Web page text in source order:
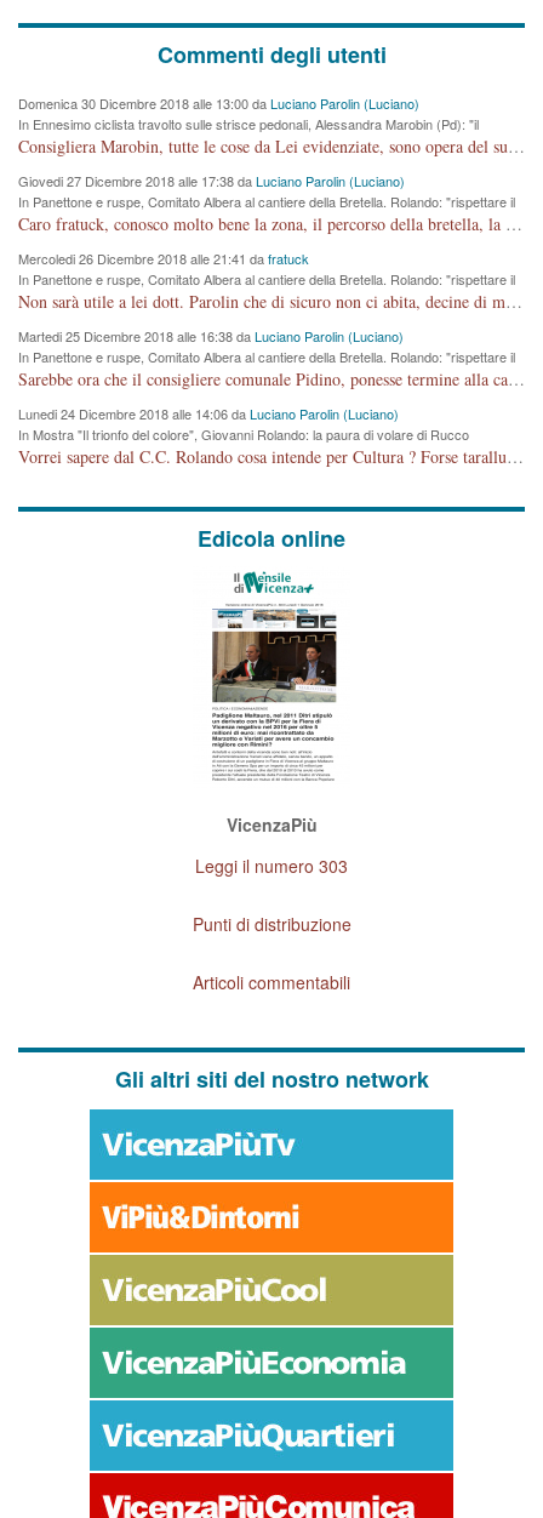
Commenti degli utenti
Domenica 30 Dicembre 2018 alle 13:00 daLuciano Parolin (Luciano)
In Ennesimo ciclista travolto sulle strisce pedonali, Alessandra Marobin (Pd): "il
Comune si svegli"
Consigliera Marobin, tutte le cose da Lei evidenziate, sono opera del suo ex Assessore e compagno di Partito Antonio Marco Dalla Pozza Assessore alla "progettazione" di piste ciclabili e altre porcherie. A lui manderei il conto da saldare per incidenti e danni alle persone. E' ora che "finiamola." Avete perso rassegnatevi. qui IL SINDACO RUCCO NON C'ENTRA PER NIENTE. CAPITO!!!!!!!! Amen.
Giovedi 27 Dicembre 2018 alle 17:38 daLuciano Parolin (Luciano)
In Panettone e ruspe, Comitato Albera al cantiere della Bretella. Rolando: "rispettare il
cronoprogramma"
Caro fratuck, conosco molto bene la zona, il percorso della bretella, la situazione dei cittadini, abito in Viale Trento. A partire dal 2003 ho partecipato al Comitato di Maddalene pro bretella, e a riunioni propositive per apportare modifiche al progetto. Numerose mie foto del territorio sono arrivate a Roma, altri miei interventi (non graditi dalla Sx) sono stati pubblicati dal GdV, assieme ad altri come Ciro Asproso, ora favorevole alla bretella. Ho partecipato alla raccolta firme per la chiusura della strada x 5 giorni eseguita dal Sindaco Hullwech per sforamento 180 Micro/g. Pertanto come impegno per la tematica sono apposto con la coscienza. Ora il Progetto è partito, fine! Voglio dire che la nuova Giunta "comunale" non c'entra più. L'opera sarà "malauguratamente" eseguita, ma non con il mio placet. Il Consigliere Comunale dovrebbe capire che la campagna elettorale è finita, con buona pace di tutti. Quello che invece dovrebbe interessare è la proprietà della strada, dall'uscita autostradale Ovest, sino alla Rotatoria dell'Albara, vi sono tre possessori: Autostrade SpA; La Provincia, il Comune. Come la mettiamo per il futuro ? I costi, da 50 sono saliti a 100 milioni di € come dire 20 milioni a KM (!) da non credere. Comunque si farà. Ma nessuno canti Vittoria, anzi meglio non farne un ulteriore fatto "partitico" per questioni elettorali o di seggio. Se mi manda la sua mail, sono disponibile ad inviare i documenti e le foto sopra descritte. Con ossequi, Luciano Parolin
Mercoledi 26 Dicembre 2018 alle 21:41 dafratuck
In Panettone e ruspe, Comitato Albera al cantiere della Bretella. Rolando: "rispettare il
cronoprogramma"
Non sarà utile a lei dott. Parolin che di sicuro non ci abita, decine di migliaia di TIR, automobili e padroncini che passano quotidianamente per una strada appena rotabile, non è più possibile stendere i panni, attraversare la strada senza rischiare la morte, le case stanno crepando, i tempi sono cambiati e la bretella non passerà assolutamente per maddalene (ma cosa sta a dire?!), dia invece responsabilità a chi ha costruito tagliando la strada che doveva invece terminare a isola vicentina e non al moracchino lasciando Motta di Costabissara ancora in panne di traffico. I tempi sono cambiati dottore e se l'anagrafe della vita stagna nell'essere umano impressioni conservatrici, la società non le considera perchè va avanti, si industrializza e ha bisogno di infrastrutture e di sviluppo. Ultima considerazione, se è geloso di Rolando perchè vede in lui solo campagne politiche mentre si difendono i SOLI diritti dei cittadini, la preghiamo faccia considerazioni più appropriate. Saluti e complimenti per i suoi scritti.
Martedi 25 Dicembre 2018 alle 16:38 daLuciano Parolin (Luciano)
In Panettone e ruspe, Comitato Albera al cantiere della Bretella. Rolando: "rispettare il
cronoprogramma"
Sarebbe ora che il consigliere comunale Pidino, ponesse termine alla campagna elettorale nel territorio del suo seggio Villaggio del Sole. La tiraca è iniziata, distruggerà 6 km di prateria ovest della città, ricca di fonti e sorgenti d'acqua. I cittadini di Maddalene non avranno più Pace la notte. Molta colpa per la costruzione di questa Strada è proprio del signor Rolando,dei suoi gazebo mobili e che vuol far passare questa opera VANDALICA come progetto "utile" a chi ? Non è cosa seria sig. Rolando!
Lunedi 24 Dicembre 2018 alle 14:06 daLuciano Parolin (Luciano)
In Mostra "Il trionfo del colore", Giovanni Rolando: la paura di volare di Rucco
Vorrei sapere dal C.C. Rolando cosa intende per Cultura ? Forse tarallucci, vino e sagre, o spaghetti tricolori del PD ? Il continuo (s)parlare della mostra a Palazzo Chiericati caro consigliere DANNEGGIA FORTEMENTE l'immagine della città TUTTA e fa deviare i consensi che in RUSSIA (badi bene ex U.R.S.S.) sono ECCELLENTI. A livello artistico l'evento è di alta Valenza culturale, COMPITO di Tutta la Cittadinanza fare il possibile per propagandare l'iniziativa senza farne UN CASO PARTITICO come fa Lei da sempre. Meno Gazebo + Partecipazione! E così sia. Amen.
Edicola online
VicenzaPiù
Leggi il numero 303
Punti di distribuzione
Articoli commentabili
Gli altri siti del nostro network